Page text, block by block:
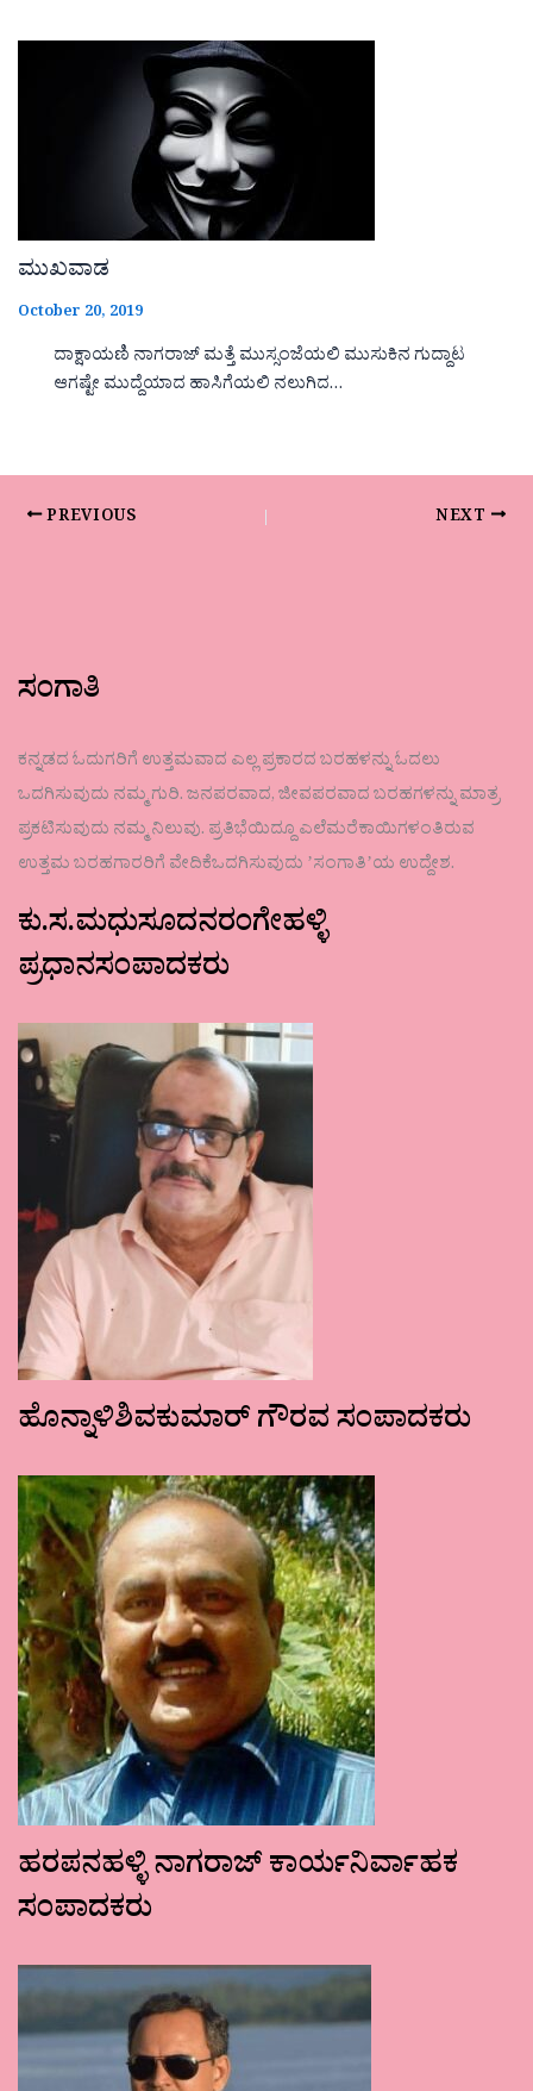
ಮುಖವಾಡ
October 20, 2019
ದಾಕ್ಷಾಯಣಿ ನಾಗರಾಜ್ ಮತ್ತೆ ಮುಸ್ಸಂಜೆಯಲಿ ಮುಸುಕಿನ ಗುದ್ದಾಟ
ಆಗಷ್ಟೇ ಮುದ್ದೆಯಾದ ಹಾಸಿಗೆಯಲಿ ನಲುಗಿದ…
PREVIOUS NEXT
ಸಂಗಾತಿ
ಕನ್ನಡದ ಓದುಗರಿಗೆ ಉತ್ತಮವಾದ ಎಲ್ಲ ಪ್ರಕಾರದ ಬರಹಳನ್ನು ಓದಲು
ಒದಗಿಸುವುದು ನಮ್ಮ ಗುರಿ. ಜನಪರವಾದ, ಜೀವಪರವಾದ ಬರಹಗಳನ್ನು ಮಾತ್ರ
ಪ್ರಕಟಿಸುವುದು ನಮ್ಮ ನಿಲುವು. ಪ್ರತಿಭೆಯಿದ್ದೂ ಎಲೆಮರೆಕಾಯಿಗಳಂತಿರುವ
ಉತ್ತಮ ಬರಹಗಾರರಿಗೆ ವೇದಿಕೆಒದಗಿಸುವುದು ʼಸಂಗಾತಿʼಯ ಉದ್ದೇಶ.
ಕು.ಸ.ಮಧುಸೂದನರಂಗೇಹಳ್ಳಿ
ಪ್ರಧಾನಸಂಪಾದಕರು
ಹೊನ್ನಾಳಿಶಿವಕುಮಾರ್ ಗೌರವ ಸಂಪಾದಕರು
ಹರಪನಹಳ್ಳಿ ನಾಗರಾಜ್ ಕಾರ್ಯನಿರ್ವಾಹಕ
ಸಂಪಾದಕರು